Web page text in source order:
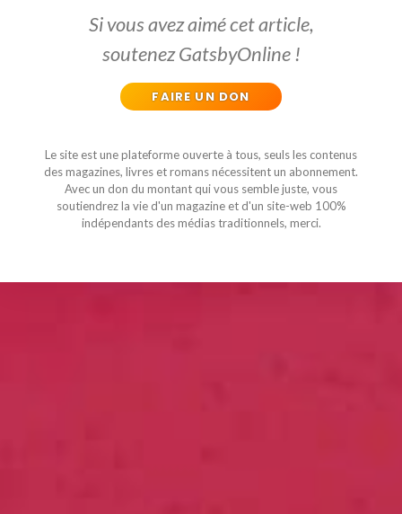
Si vous avez aimé cet article,
soutenez GatsbyOnline !
FAIRE UN DON
Le site est une plateforme ouverte à tous, seuls les contenus
des magazines, livres et romans nécessitent un abonnement.
Avec un don du montant qui vous semble juste, vous
soutiendrez la vie d'un magazine et d'un site-web 100%
indépendants des médias traditionnels, merci.